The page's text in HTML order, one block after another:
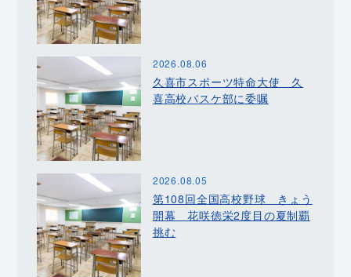
2026.08.06
久喜市スポーツ特命大使 久
喜高校バスケ部に委嘱
2026.08.05
第108回全国高校野球 きょう
開幕 花咲徳栄2度目の夏制覇
挑む